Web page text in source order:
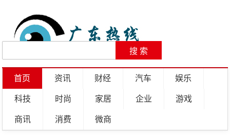
首页 资讯 财经 汽车 娱乐
科技 时尚 家居 企业 游戏
商讯 消费 微商